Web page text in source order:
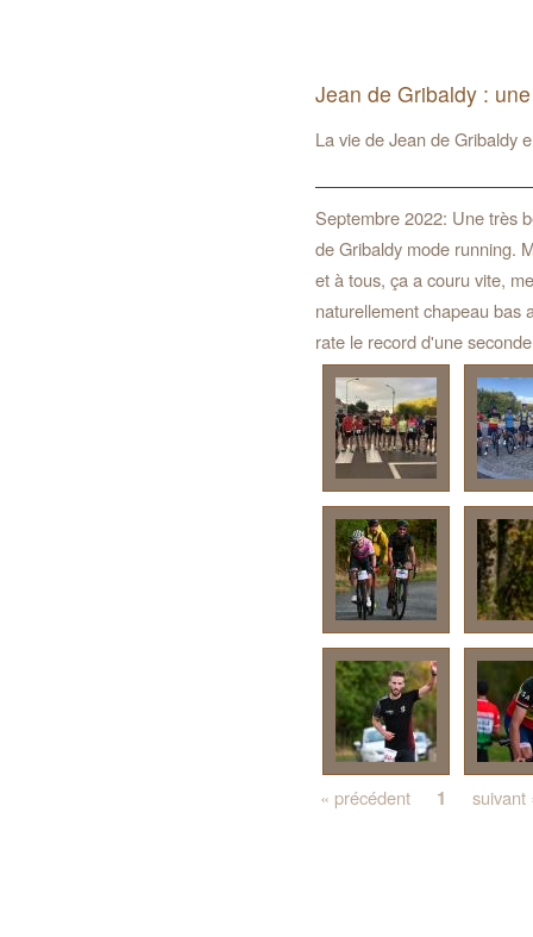
Jean de Gribaldy :
La vie de Jean de Gribaldy
Septembre 2022: Une très
de Gribaldy mode running.
et à tous, ça a couru vite,
naturellement chapeau bas
rate le record d'une
« précédent 1 suivant